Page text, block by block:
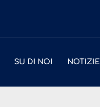
SU DI NOI NOTIZIE